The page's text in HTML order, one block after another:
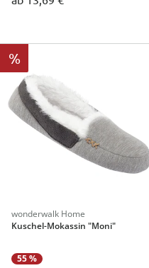
%
wonderwalk Home
Kuschel-Mokassin "Moni"
55 %